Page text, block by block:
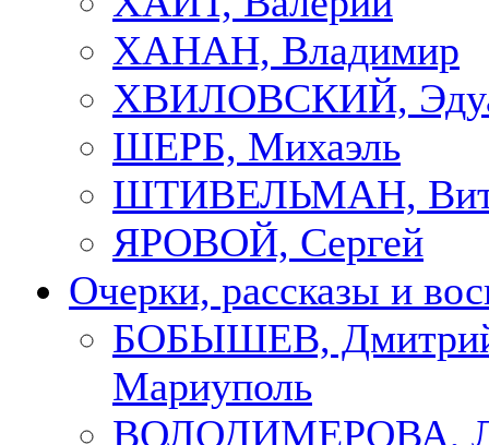
ХАНАН, Владимир
ХВИЛОВСКИЙ,
ШЕРБ, Михаэль
ШТИВЕЛЬМАН,
ЯРОВОЙ, Сергей
Очерки, рассказы и
БОБЫШЕВ,
Мариуполь
ВОЛОДИМЕРОВА,